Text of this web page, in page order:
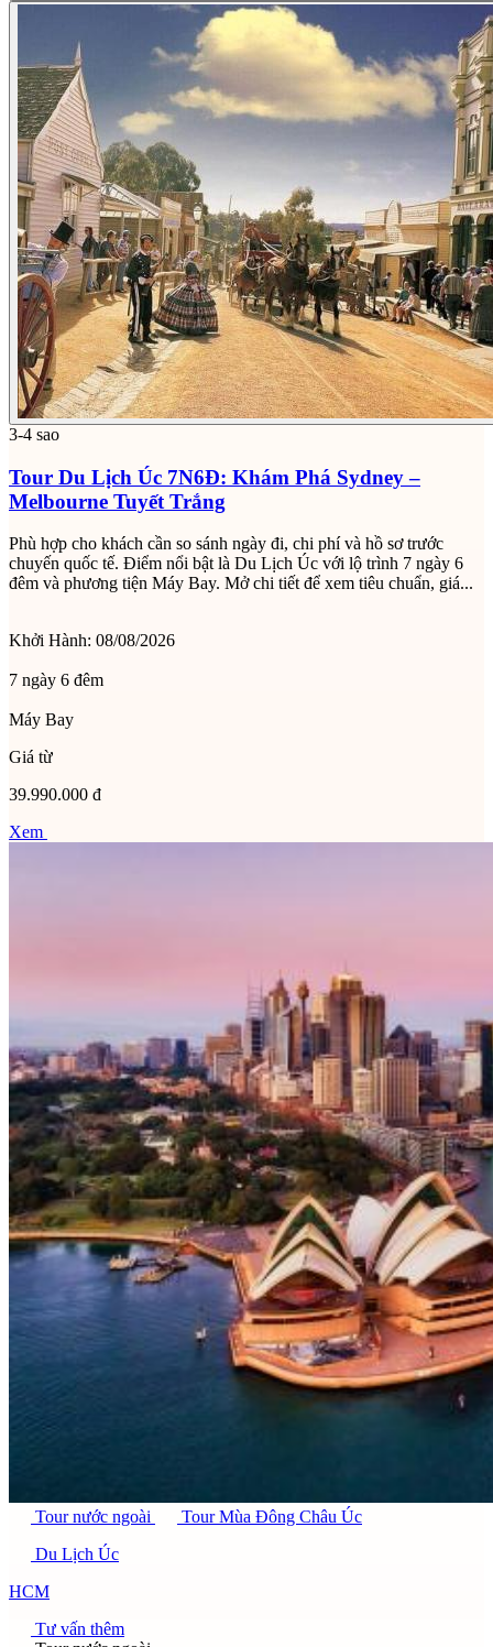
3-4 sao
Tour Du Lịch Úc 7N6Đ: Khám Phá Sydney –
Melbourne Tuyết Trắng
Phù hợp cho khách cần so sánh ngày đi, chi phí và hồ sơ trước
chuyến quốc tế. Điểm nổi bật là Du Lịch Úc với lộ trình 7 ngày 6
đêm và phương tiện Máy Bay. Mở chi tiết để xem tiêu chuẩn, giá...
Khởi Hành: 08/08/2026
7 ngày 6 đêm
Máy Bay
Giá từ
39.990.000 đ
Xem
Tour nước ngoài
Tour Mùa Đông Châu Úc
Du Lịch Úc
HCM
Tư vấn thêm